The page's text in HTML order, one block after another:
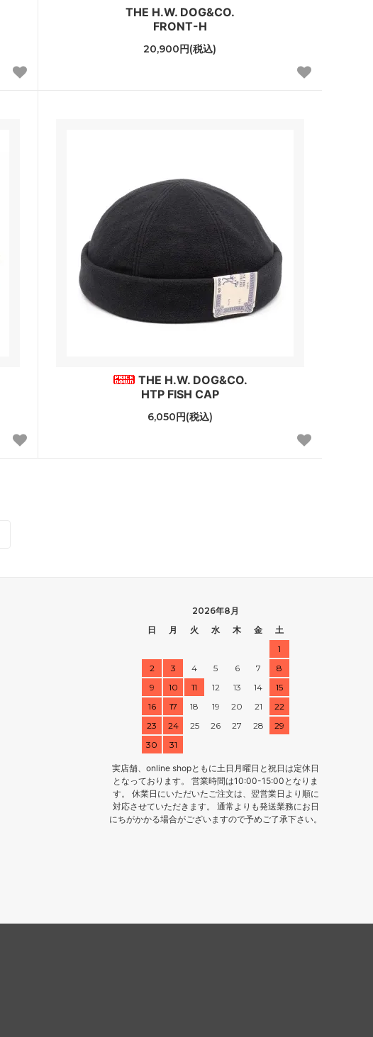
THE H.W. DOG&CO.
FRONT-H
20,900円(税込)
THE H.W. DOG&CO.
HTP FISH CAP
6,050円(税込)
2026年8月
日
月 火 水 木 金
土
1
2
3 4 5 6 7
8
9
10 11 12 13 14
15
16
17 18 19 20 21
22
23
24 25 26 27 28
29
30
31
実店舗、online shopともに土日月曜日と祝日は定休日
となっております。 営業時間は10:00-15:00となりま
す。 休業日にいただいたご注文は、翌営業日より順に
対応させていただきます。 通常よりも発送業務にお日
にちがかかる場合がございますので予めご了承下さい。